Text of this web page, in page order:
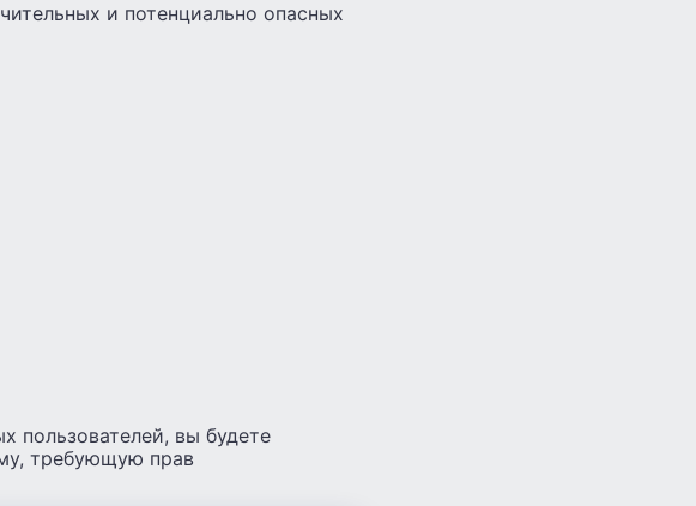
и потенциально опасных
пользователей, вы будете
требующую прав